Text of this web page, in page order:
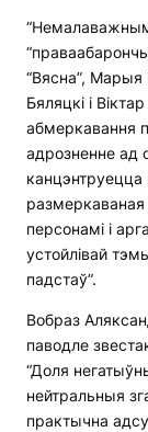
“Вясна”, Марыя
Бяляцкі і
абмеркавання
адрозненне ад
канцэнтруецца
размеркаваная
персонамі і
устойлівай
падстаў”.
Вобраз
паводле
“Доля
нейтральныя
практычна